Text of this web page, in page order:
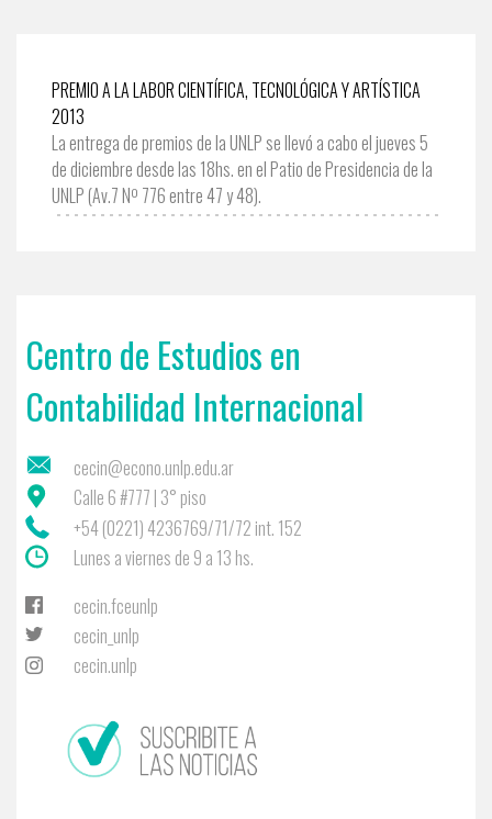
PREMIO A LA LABOR CIENTÍFICA, TECNOLÓGICA Y ARTÍSTICA
2013
La entrega de premios de la UNLP se llevó a cabo el jueves 5
de diciembre desde las 18hs. en el Patio de Presidencia de la
UNLP (Av.7 Nº 776 entre 47 y 48).
Centro de Estudios en
Contabilidad Internacional
cecin@econo.unlp.edu.ar
Calle 6 #777 | 3° piso
+54 (0221) 4236769/71/72 int. 152
Lunes a viernes de 9 a 13 hs.
cecin.fceunlp
cecin_unlp
cecin.unlp